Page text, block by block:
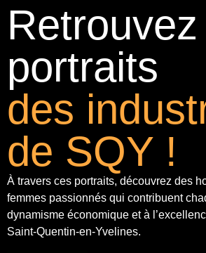
portraits
des
de SQY !
À travers ces portraits, découvrez des
femmes passionnés qui contribuent
dynamisme économique et à
Saint-Quentin-en-Yvelines.